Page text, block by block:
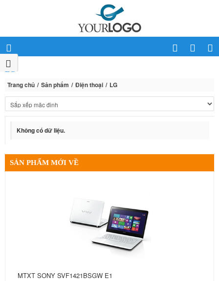
LG
Trang chủ Sản phẩm Điện thoại LG
Không có dữ liệu.
SẢN PHẨM MỚI VỀ
MTXT SONY SVF1421BSGW E1